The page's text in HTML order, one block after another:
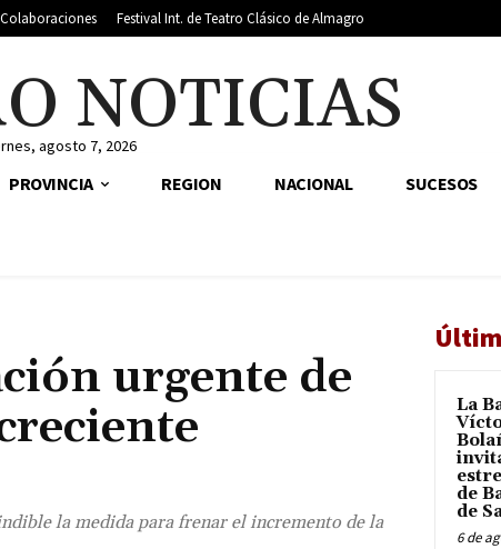
Colaboraciones Festival Int. de Teatro Clásico de Almagro
NOTICIAS
agosto 7, 2026
PROVINCIA REGION NACIONAL SUCESOS
urgente de
la medida para frenar el incremento de la
La
de
de
6 de